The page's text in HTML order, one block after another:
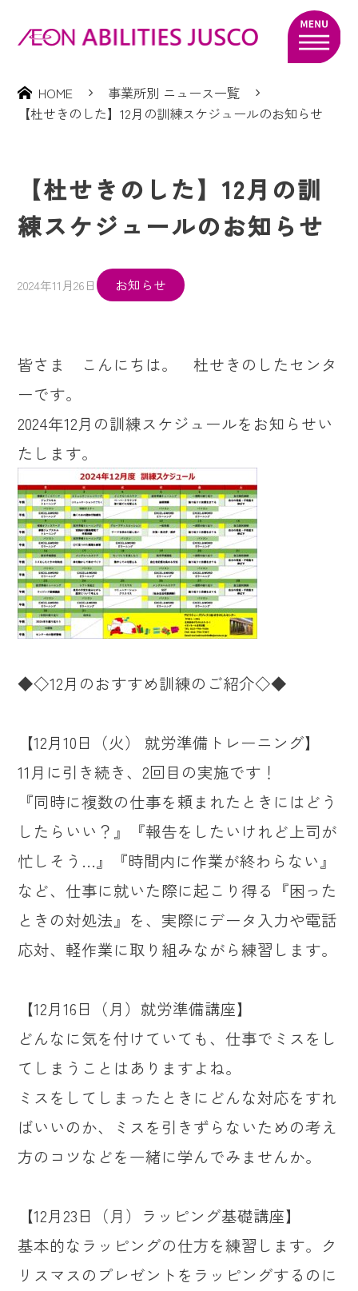
HOME
事業所別 ニュース一覧
【杜せきのした】12月の訓練スケジュールのお知らせ
【杜せきのした】12月の訓
練スケジュールのお知らせ
2024年11月26日 お知らせ
皆さま こんにちは。 杜せきのしたセンタ
ーです。
2024年12月の訓練スケジュールをお知らせい
たします。
◆◇12月のおすすめ訓練のご紹介◇◆
【12月10日（火） 就労準備トレーニング】
11月に引き続き、2回目の実施です！
『同時に複数の仕事を頼まれたときにはどう
したらいい？』『報告をしたいけれど上司が
忙しそう…』『時間内に作業が終わらない』
など、仕事に就いた際に起こり得る『困った
ときの対処法』を、実際にデータ入力や電話
応対、軽作業に取り組みながら練習します。
【12月16日（月）就労準備講座】
どんなに気を付けていても、仕事でミスをし
てしまうことはありますよね。
ミスをしてしまったときにどんな対応をすれ
ばいいのか、ミスを引きずらないための考え
方のコツなどを一緒に学んでみませんか。
【12月23日（月）ラッピング基礎講座】
基本的なラッピングの仕方を練習します。ク
リスマスのプレゼントをラッピングするのに